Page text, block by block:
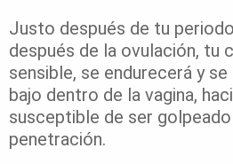
Justo después de tu
después de la ovulación, tu
sensible, se endurecerá y
bajo dentro de la vagina,
susceptible de ser
penetración.